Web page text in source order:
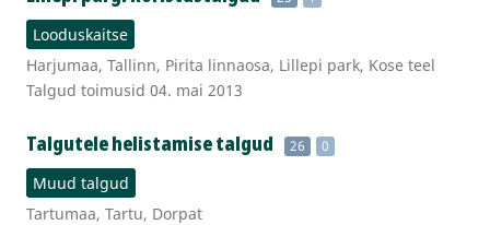
Looduskaitse
Harjumaa, Tallinn, Pirita linnaosa, Lillepi park, Kose teel
Talgud toimusid 04. mai 2013
Talgutele helistamise talgud 26 0
Muud talgud
Tartumaa, Tartu, Dorpat